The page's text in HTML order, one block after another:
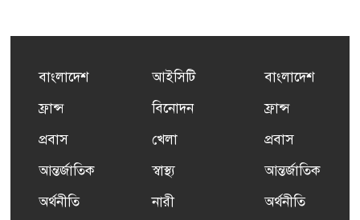
৫
এর সম্পূর্ণ বিনামূল্যের সুশি
ফ্রান্সসহ ইউরোপীয় দেশসমূহে
দাবদাহ: কারণ, প্রভাব ও করণীয়
ফ্রান্সে সংবর্ধিত হলেন যুক্তরাজ্য
বিএনপি’র আহ্বায়ক কমিটির
বাংলাদেশ
ফ্রান্স
প্রবাস
আন্তর্জাতিক
অর্থনীতি
আইসিটি
বিনোদন
খেলা
স্বাস্থ্য
নারী
বাংলাদেশ
ফ্রান্স
প্রবাস
আন্তর্জাতিক
অর্থনীতি